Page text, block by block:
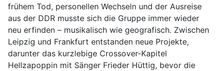
frühem Tod, personellen Wechseln und der Ausreise
aus der DDR musste sich die Gruppe immer wieder
neu erfinden – musikalisch wie geografisch. Zwischen
Leipzig und Frankfurt entstanden neue Projekte,
darunter das kurzlebige Crossover-Kapitel
Hellzapoppin mit Sänger Frieder Hüttig, bevor die